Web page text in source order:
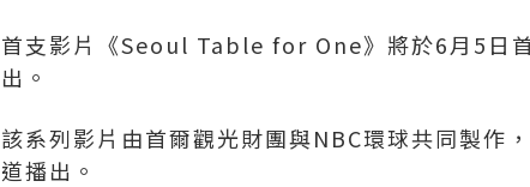
首支影片《Seoul Table for One》將於6月5日
出。
該系列影片由首爾觀光財團與NBC環球共同製作
道播出。